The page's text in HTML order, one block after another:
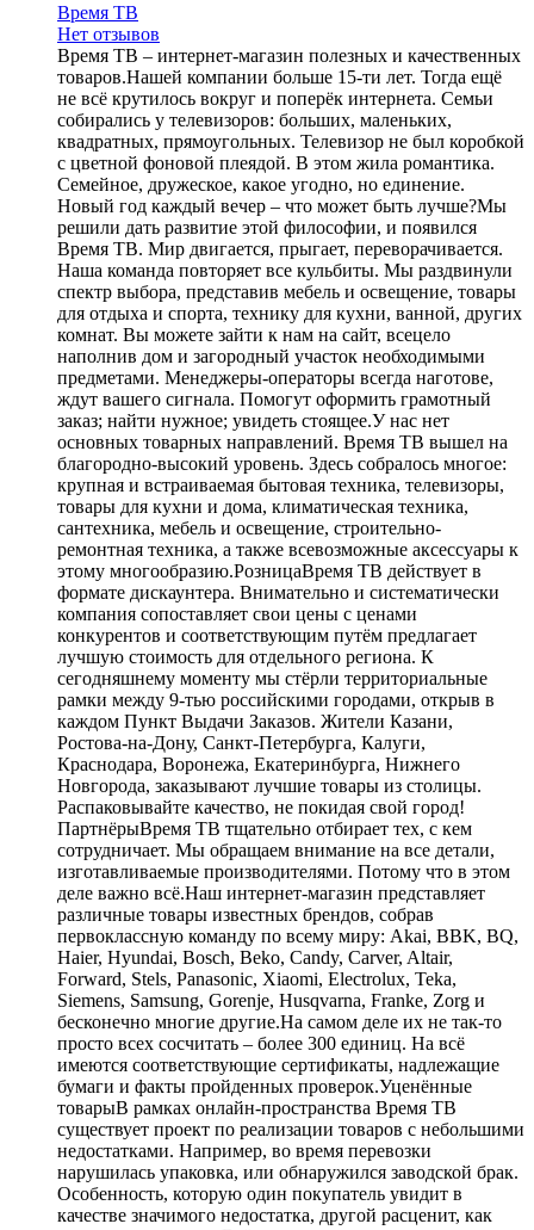
Время ТВ
Нет отзывов
Время ТВ – интернет-магазин полезных и качественных
товаров.Нашей компании больше 15-ти лет. Тогда ещё
не всё крутилось вокруг и поперёк интернета. Семьи
собирались у телевизоров: больших, маленьких,
квадратных, прямоугольных. Телевизор не был коробкой
с цветной фоновой плеядой. В этом жила романтика.
Семейное, дружеское, какое угодно, но единение.
Новый год каждый вечер – что может быть лучше?Мы
решили дать развитие этой философии, и появился
Время ТВ. Мир двигается, прыгает, переворачивается.
Наша команда повторяет все кульбиты. Мы раздвинули
спектр выбора, представив мебель и освещение, товары
для отдыха и спорта, технику для кухни, ванной, других
комнат. Вы можете зайти к нам на сайт, всецело
наполнив дом и загородный участок необходимыми
предметами. Менеджеры-операторы всегда наготове,
ждут вашего сигнала. Помогут оформить грамотный
заказ; найти нужное; увидеть стоящее.У нас нет
основных товарных направлений. Время ТВ вышел на
благородно-высокий уровень. Здесь собралось многое:
крупная и встраиваемая бытовая техника, телевизоры,
товары для кухни и дома, климатическая техника,
сантехника, мебель и освещение, строительно-
ремонтная техника, а также всевозможные аксессуары к
этому многообразию.РозницаВремя ТВ действует в
формате дискаунтера. Внимательно и систематически
компания сопоставляет свои цены с ценами
конкурентов и соответствующим путём предлагает
лучшую стоимость для отдельного региона. К
сегодняшнему моменту мы стёрли территориальные
рамки между 9-тью российскими городами, открыв в
каждом Пункт Выдачи Заказов. Жители Казани,
Ростова-на-Дону, Санкт-Петербурга, Калуги,
Краснодара, Воронежа, Екатеринбурга, Нижнего
Новгорода, заказывают лучшие товары из столицы.
Распаковывайте качество, не покидая свой город!
ПартнёрыВремя ТВ тщательно отбирает тех, с кем
сотрудничает. Мы обращаем внимание на все детали,
изготавливаемые производителями. Потому что в этом
деле важно всё.Наш интернет-магазин представляет
различные товары известных брендов, собрав
первоклассную команду по всему миру: Akai, BBK, BQ,
Haier, Hyundai, Bosch, Beko, Candy, Carver, Altair,
Forward, Stels, Panasonic, Xiaomi, Electrolux, Teka,
Siemens, Samsung, Gorenje, Husqvarna, Franke, Zorg и
бесконечно многие другие.На самом деле их не так-то
просто всех сосчитать – более 300 единиц. На всё
имеются соответствующие сертификаты, надлежащие
бумаги и факты пройденных проверок.Уценённые
товарыВ рамках онлайн-пространства Время ТВ
существует проект по реализации товаров с небольшими
недостатками. Например, во время перевозки
нарушилась упаковка, или обнаружился заводской брак.
Особенность, которую один покупатель увидит в
качестве значимого недостатка, другой расценит, как